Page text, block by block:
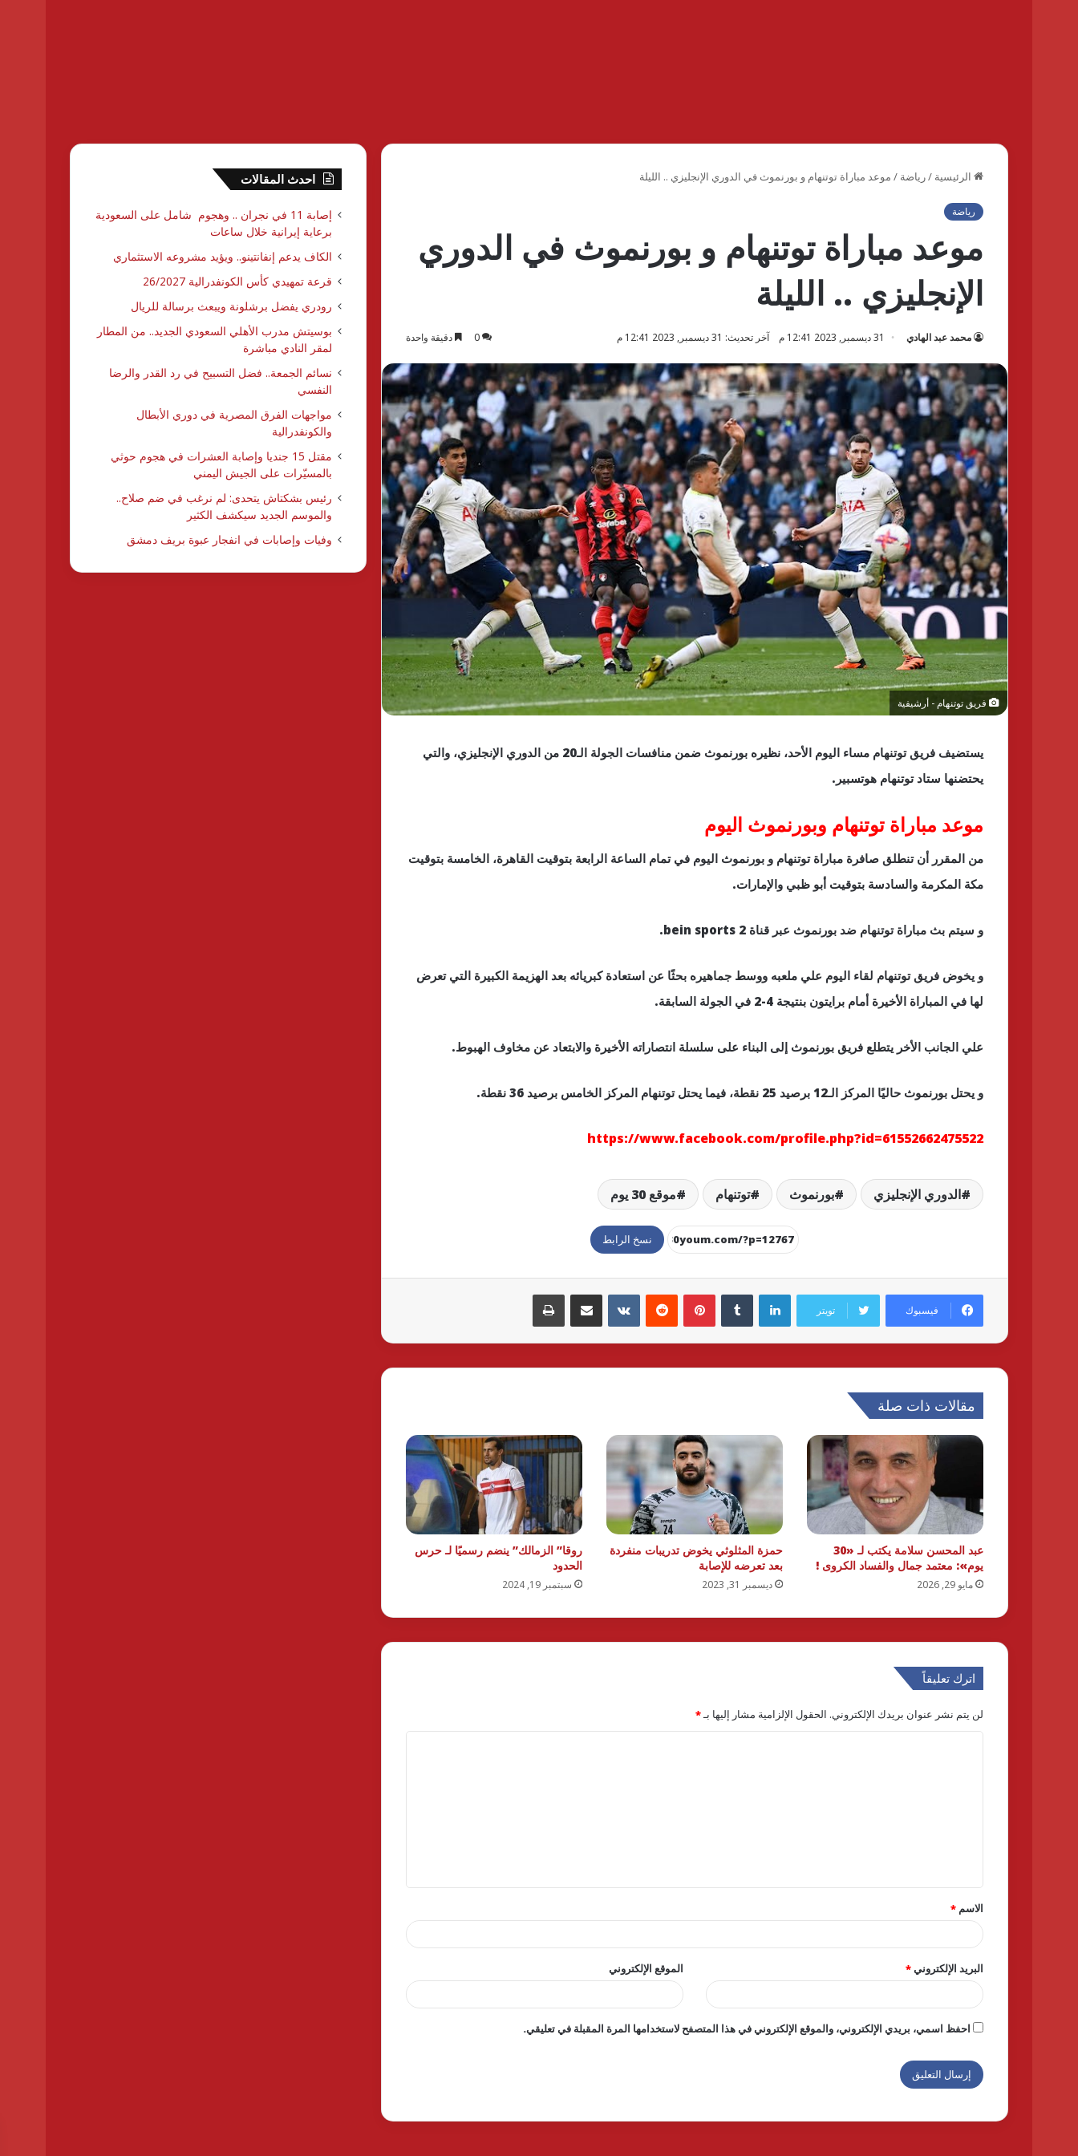
الرئيسية /رياضة / موعد مباراة توتنهام و بورنموث في الدوري الإنجليزي .. الليلة
رياضة
موعد مباراة توتنهام و بورنموث في الدوري
الإنجليزي .. الليلة
محمد عبد الهادي 31 ديسمبر, 2023 12:41 م آخر تحديث: 31 ديسمبر, 2023 12:41 م 0 دقيقة واحدة
فريق توتنهام - أرشيفية
يستضيف فريق توتنهام مساء اليوم الأحد، نظيره بورنموث ضمن منافسات الجولة الـ20 من الدوري الإنجليزي، والتي
يحتضنها ستاد توتنهام هوتسبير.
موعد مباراة توتنهام وبورنموث اليوم
من المقرر أن تنطلق صافرة مباراة توتنهام و بورنموث اليوم في تمام الساعة الرابعة بتوقيت القاهرة، الخامسة بتوقيت
مكة المكرمة والسادسة بتوقيت أبو ظبي والإمارات.
و سيتم بث مباراة توتنهام ضد بورنموث عبر قناة bein sports 2.
و يخوض فريق توتنهام لقاء اليوم علي ملعبه ووسط جماهيره بحثًا عن استعادة كبريائه بعد الهزيمة الكبيرة التي تعرض
لها في المباراة الأخيرة أمام برايتون بنتيجة 4-2 في الجولة السابقة.
علي الجانب الأخر يتطلع فريق بورنموث إلى البناء على سلسلة انتصاراته الأخيرة والابتعاد عن مخاوف الهبوط.
و يحتل بورنموث حاليًا المركز الـ12 برصيد 25 نقطة، فيما يحتل توتنهام المركز الخامس برصيد 36 نقطة.
https://www.facebook.com/profile.php?id=61552662475522
الدوري الإنجليزي بورنموث توتنهام موقع 30 يوم
نسخ الرابط
فيسبوك تويتر
لينكدإن بينتيريست مشاركة عبر البريد طباعة
مقالات ذات صلة
عبد المحسن سلامة يكتب لـ «30
يوم»: معتمد جمال والفساد الكروى !
مايو 29, 2026
حمزة المثلوثي يخوض تدريبات منفردة
بعد تعرضه للإصابة
ديسمبر 31, 2023
روقا” الزمالك” ينضم رسميًا لـ حرس
الحدود
سبتمبر 19, 2024
اترك تعليقاً
لن يتم نشر عنوان بريدك الإلكتروني. الحقول الإلزامية مشار إليها بـ*
ق
*
الاسم *
البريد الإلكتروني* الموقع الإلكتروني
احفظ اسمي، بريدي الإلكتروني، والموقع الإلكتروني في هذا المتصفح لاستخدامها المرة المقبلة في تعليقي.
احدث المقالات
إصابة 11 في نجران .. وهجوم شامل على السعودية
برعاية إيرانية خلال ساعات
الكاف يدعم إنفانتينو.. ويؤيد مشروعه الاستثماري
قرعة تمهيدي كأس الكونفدرالية 26/2027
رودري يفضل برشلونة ويبعث برسالة للريال
بوسيتش مدرب الأهلي السعودي الجديد.. من المطار
لمقر النادي مباشرة
نسائم الجمعة.. فضل التسبيح في رد القدر والرضا
النفسي
مواجهات الفرق المصرية في دوري الأبطال
والكونفدرالية
مقتل 15 جنديا وإصابة العشرات في هجوم حوثي
بالمسيّرات على الجيش اليمني
رئيس بشكتاش يتحدى: لم نرغب في ضم صلاح..
والموسم الجديد سيكشف الكثير
وفيات وإصابات في انفجار عبوة بريف دمشق